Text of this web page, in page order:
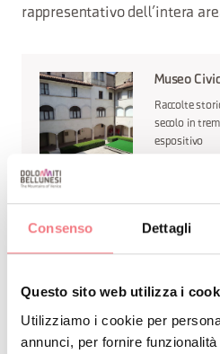
Consenso Dettagli
Questo sito web utilizza i
Utilizziamo i cookie per
annunci, per fornire
rappresentativo dell’intera
Museo
Raccolte
secolo in
espositivo
Museo
secoli XV-
Scopri di più